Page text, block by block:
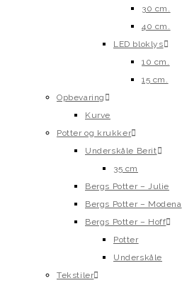
30 cm.
40 cm.
LED bloklys
10 cm.
15 cm.
Opbevaring
Kurve
Potter og krukker
Underskåle Berit
35 cm
Bergs Potter – Julie
Bergs Potter – Modena
Bergs Potter – Hoff
Potter
Underskåle
Tekstiler